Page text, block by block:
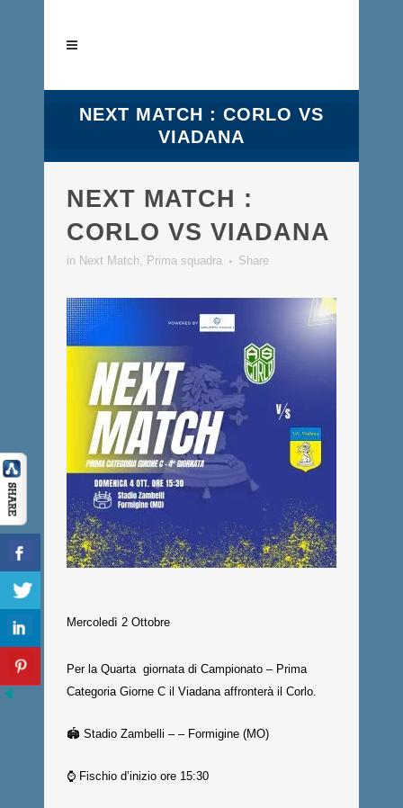
NEXT MATCH : CORLO VS
VIADANA
NEXT MATCH :
CORLO VS VIADANA
in Next Match, Prima squadra Share
Mercoledì 2 Ottobre
Per la Quarta giornata di Campionato – Prima
Categoria Giorne C il Viadana affronterà il Corlo.
🏟️ Stadio Zambelli – – Formigine (MO)
⌚️ Fischio d’inizio ore 15:30